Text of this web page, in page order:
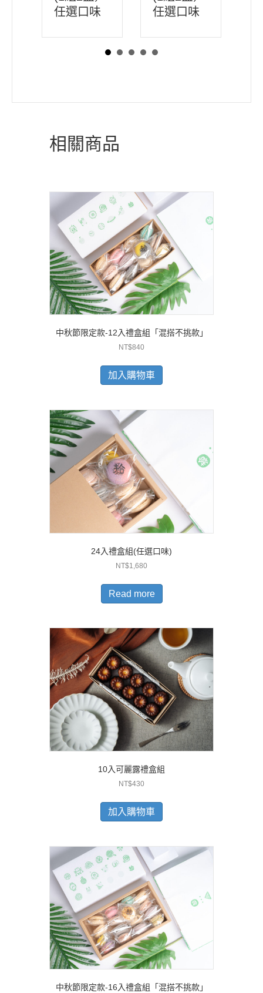
任選口味
任選口味
相關商品
中秋節限定款-12入禮盒組「混搭不挑款」
NT$840
加入購物車
24入禮盒組(任選口味)
NT$1,680
Read more
10入可麗露禮盒組
NT$430
加入購物車
中秋節限定款-16入禮盒組「混搭不挑款」